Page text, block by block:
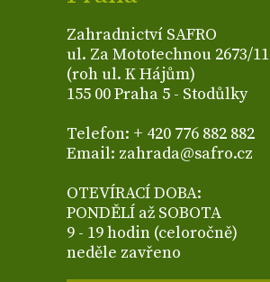
Zahradnictví SAFRO
ul. Za Mototechnou 2673/11
(roh ul. K Hájům)
155 00 Praha 5 - Stodůlky
Telefon: + 420 776 882 882
Email: zahrada@safro.cz
OTEVÍRACÍ DOBA:
PONDĚLÍ až SOBOTA
9 - 19 hodin (celoročně)
neděle zavřeno